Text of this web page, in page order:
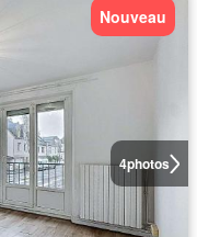
4photos
Nouveau